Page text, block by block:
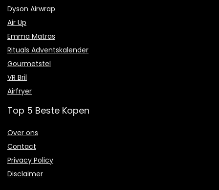
Dyson Airwrap
Air Up
Emma Matras
Rituals Adventskalender
Gourmetstel
VR Bril
Airfryer
Top 5 Beste Kopen
Over ons
Contact
Privacy Policy
Disclaimer